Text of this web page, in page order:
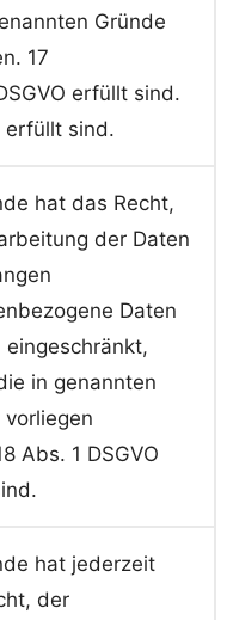
Gründe
17
erfüllt sind.
erfüllt sind.
hat das Recht,
der Daten
Daten
eingeschränkt,
in genannten
vorliegen
Abs. 1 DSGVO
hat jederzeit
der